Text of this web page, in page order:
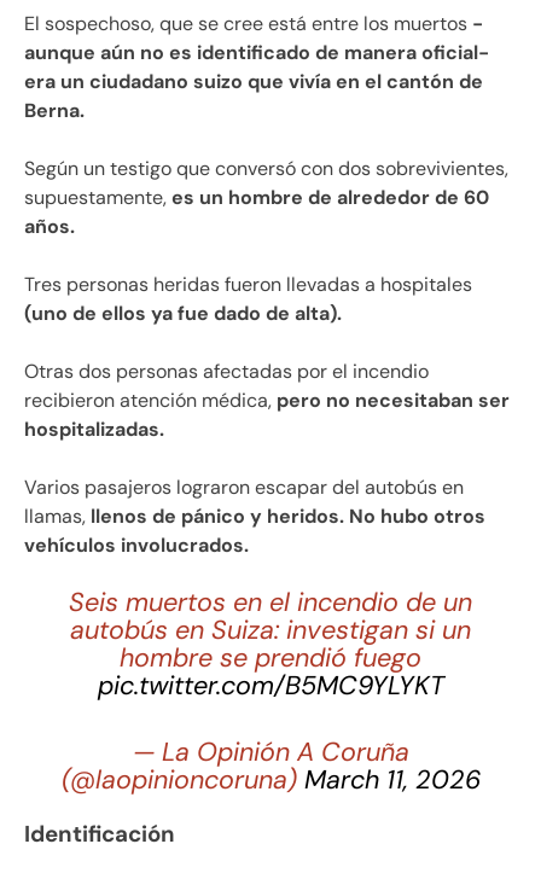
El sospechoso, que se cree está entre los muertos -
aunque aún no es identificado de manera oficial-
era un ciudadano suizo que vivía en el cantón de
Berna.
Según un testigo que conversó con dos sobrevivientes,
supuestamente,es un hombre de alrededor de 60
años.
Tres personas heridas fueron llevadas a hospitales
(uno de ellos ya fue dado de alta).
Otras dos personas afectadas por el incendio
recibieron atención médica, pero no necesitaban ser
hospitalizadas.
Varios pasajeros lograron escapar del autobús en
llamas, llenos de pánico y heridos. No hubo otros
vehículos involucrados.
Seis muertos en el incendio de un
autobús en Suiza: investigan si un
hombre se prendió fuego
pic.twitter.com/B5MC9YLYKT
— La Opinión A Coruña
(@laopinioncoruna) March 11, 2026
Identificación